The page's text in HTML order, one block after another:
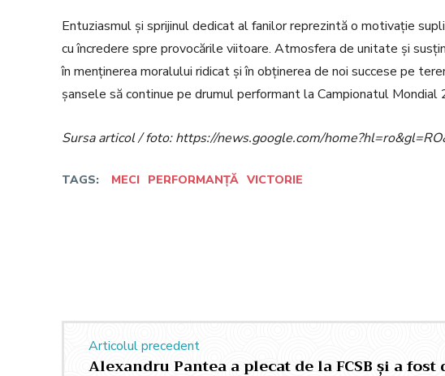
Entuziasmul și sprijinul dedicat al fanilor reprezintă o motivație
cu încredere spre provocările viitoare. Atmosfera de unitate și
în menținerea moralului ridicat și în obținerea de noi succese pe
șansele să continue pe drumul performant la Campionatul Mondial
Sursa articol / foto: https://news.google.com/
TAGS: MECI PERFORMANȚĂ VICTORIE
Articolul precedent
Alexandru Pantea a plecat de la FCSB și a fost